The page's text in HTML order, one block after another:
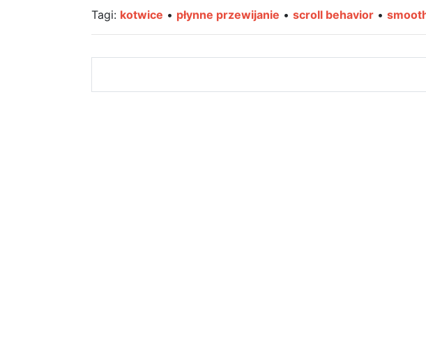
strony
–
behavior:
Tagi: kotwice • płynne przewijanie • scroll behavior•